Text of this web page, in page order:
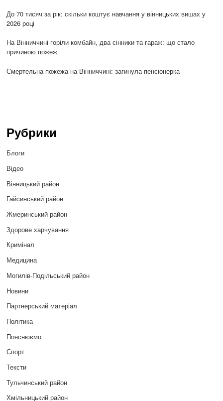
До 70 тисяч за рік: скільки коштує навчання у вінницьких вишах у
2026 році
На Вінниччині горіли комбайн, два сінники та гараж: що стало
причиною пожеж
Смертельна пожежа на Вінниччині: загинула пенсіонерка
Рубрики
Блоги
Відео
Вінницький район
Гайсинський район
Жмеринський район
Здорове харчування
Кримінал
Медицина
Могилів-Подільський район
Новини
Партнерський матеріал
Політика
Пояснюємо
Спорт
Тексти
Тульчинський район
Хмільницький район